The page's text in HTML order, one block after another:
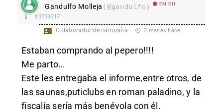
Gandulfo Molleja (@gandulfo) EM Off
#3258217
Colaborador de campaña 2 meses hace
Estaban comprando al pepero!!!!
Me parto…
Este les entregaba el informe,entre otros, de
las saunas,puticlubs en roman paladino, y la
fiscalía sería más benévola con él.